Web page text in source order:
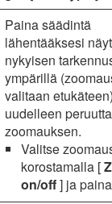
Paina säädintä
lähentääksesi
nykyisen
ympärillä
valitaan
uudelleen
zoomauksen.
Valitse
korostamalla [
on/off] ja